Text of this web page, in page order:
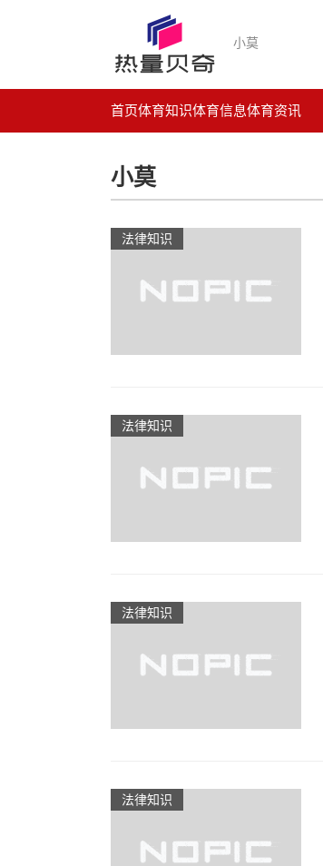
小莫
首页体育知识体育信息体育资讯
小莫
法律知识
法律知识
法律知识
法律知识